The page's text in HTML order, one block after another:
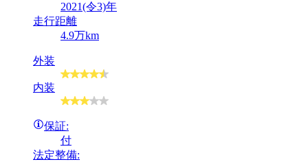
2021(令3)年
走行距離
4.9万km
外装
内装
保証:
付
法定整備: